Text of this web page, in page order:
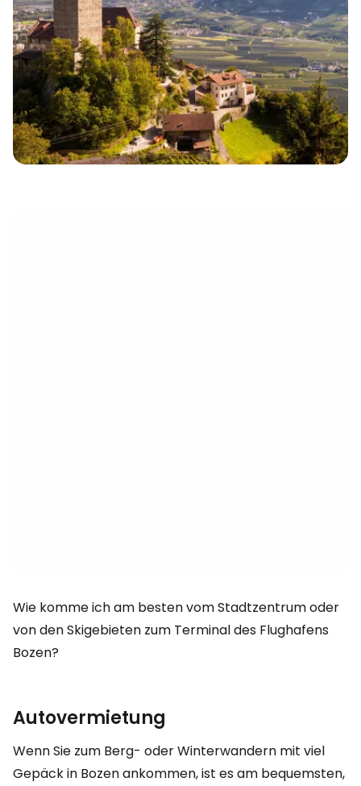
Wie komme ich am besten vom Stadtzentrum oder
von den Skigebieten zum Terminal des Flughafens
Bozen?
Autovermietung
Wenn Sie zum Berg- oder Winterwandern mit viel
Gepäck in Bozen ankommen, ist es am bequemsten,